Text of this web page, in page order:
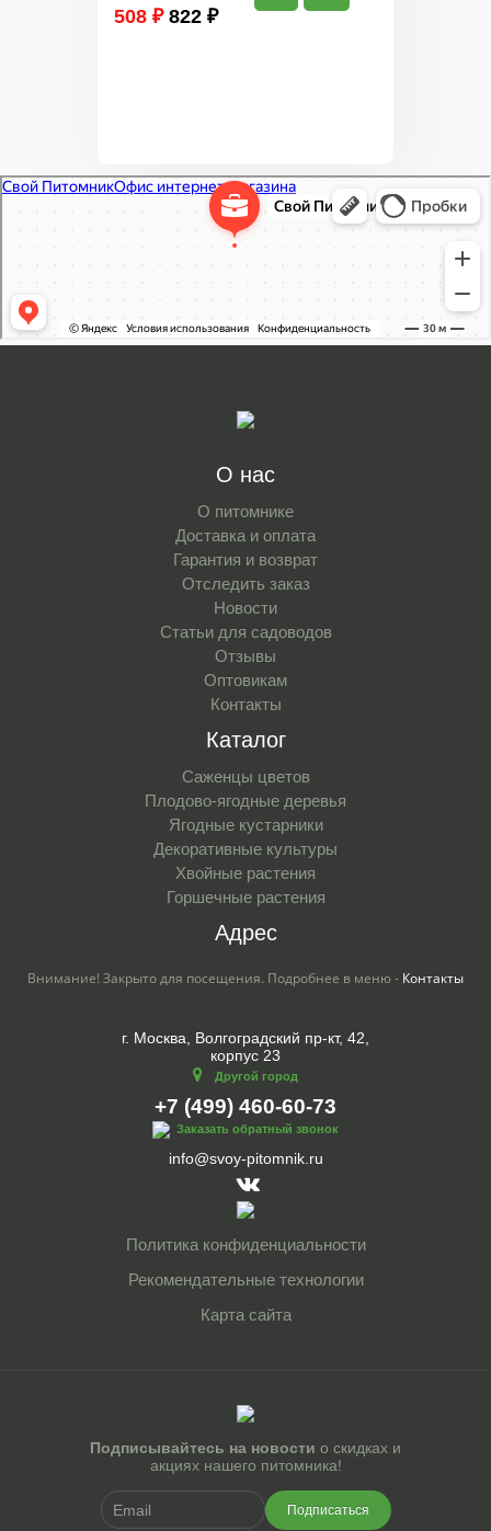
508 ₽ 822 ₽
Свой Питомник
Питомник растений в Москве
О нас
О питомнике
Доставка и оплата
Гарантия и возврат
Отследить заказ
Новости
Статьи для садоводов
Отзывы
Оптовикам
Контакты
Каталог
Саженцы цветов
Плодово-ягодные деревья
Ягодные кустарники
Декоративные культуры
Хвойные растения
Горшечные растения
Адрес
Внимание! Закрыто для посещения. Подробнее в меню - Контакты
г. Москва, Волгоградский пр-кт, 42,
корпус 23
Другой город
+7 (499) 460-60-73
Заказать обратный звонок
info@svoy-pitomnik.ru
Политика конфиденциальности
Рекомендательные технологии
Карта сайта
Подписывайтесь на новости о скидках и
акциях нашего питомника!
Подписаться